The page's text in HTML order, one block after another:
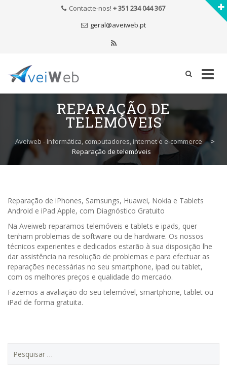
Contacte-nos! + 351 234 044 367
geral@aveiweb.pt
REPARAÇÃO DE
TELEMÓVEIS
Aveiweb - Informática, computadores, internet e e-commerce
>
Reparação de telemóveis
Reparação de iPhones, Samsungs, Huawei, Nokia e Tablets
Android e iPad Apple, com Diagnóstico Gratuito
Na Aveiweb reparamos telemóveis e tablets e ipads, quer
tenham problemas de software ou de hardware. Os nossos
técnicos experientes e dedicados estarão à sua disposição lhe
dar assistência na resolução de problemas e para efectuar as
reparações necessárias no seu smartphone, ipad ou tablet,
com os melhores preços e qualidade do mercado.
Fazemos a avaliação do seu telemóvel, smartphone, tablet ou
iPad de forma gratuita.